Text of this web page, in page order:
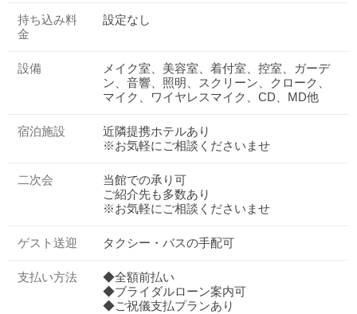
持ち込み料
金
設定なし
設備
メイク室、美容室、着付室、控室、ガーデ
ン、音響、照明、スクリーン、クローク、
マイク、ワイヤレスマイク、CD、MD他
宿泊施設
近隣提携ホテルあり
※お気軽にご相談くださいませ
二次会
当館での承り可
ご紹介先も多数あり
※お気軽にご相談くださいませ
ゲスト送迎 タクシー・バスの手配可
支払い方法
◆全額前払い
◆ブライダルローン案内可
◆ご祝儀支払プランあり